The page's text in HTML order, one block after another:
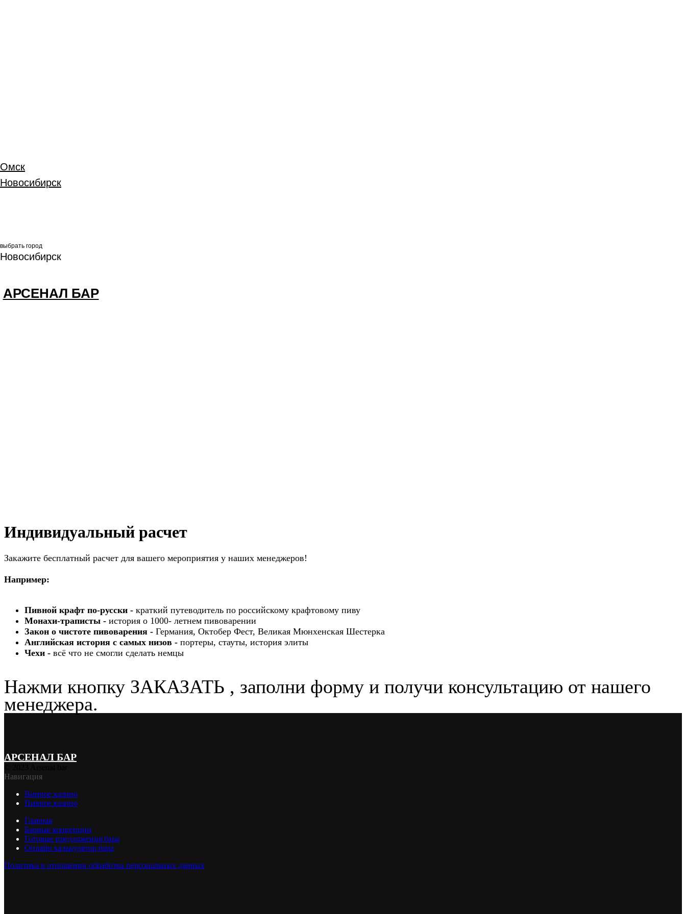
Омск
Новосибирск
выбрать город
Новосибирск
АРСЕНАЛ БАР
Индивидуальный расчет
Закажите бесплатный расчет для вашего мероприятия у наших менеджеров!
Например:
Пивной крафт по-русски - краткий путеводитель по российскому крафтовому пиву
Монахи-траписты - история о 1000- летнем пивоварении
Закон о чистоте пивоварения - Германия, Октобер Фест, Великая Мюнхенская Шестерка
Английская история с самых низов - портеры, стауты, история элиты
Чехи - всё что не смогли сделать немцы
Нажми кнопку ЗАКАЗАТЬ , заполни форму и получи консультацию от нашего
менеджера.
АРСЕНАЛ БАР
Навигация
Винное казино
Пивное казино
Главная
Барные концепции
Готовые предложения бара
Онлайн калькулятор бара
Политика в отношении обработка персональных данных